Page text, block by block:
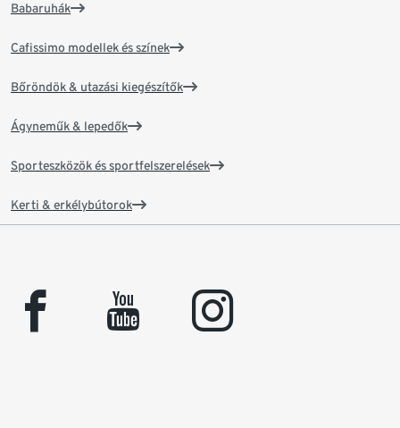
Babaruhák
Cafissimo modellek és színek
Bőröndök & utazási kiegészítők
Ágyneműk & lepedők
Sporteszközök és sportfelszerelések
Kerti & erkélybútorok
facebook youtube instagram